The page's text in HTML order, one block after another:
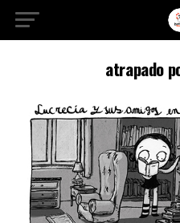
atrapado
Ir a la